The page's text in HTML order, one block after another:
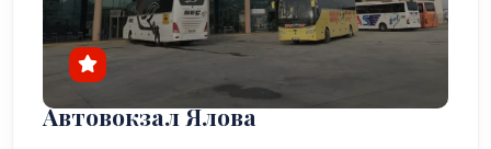
Автовокзал Ялова